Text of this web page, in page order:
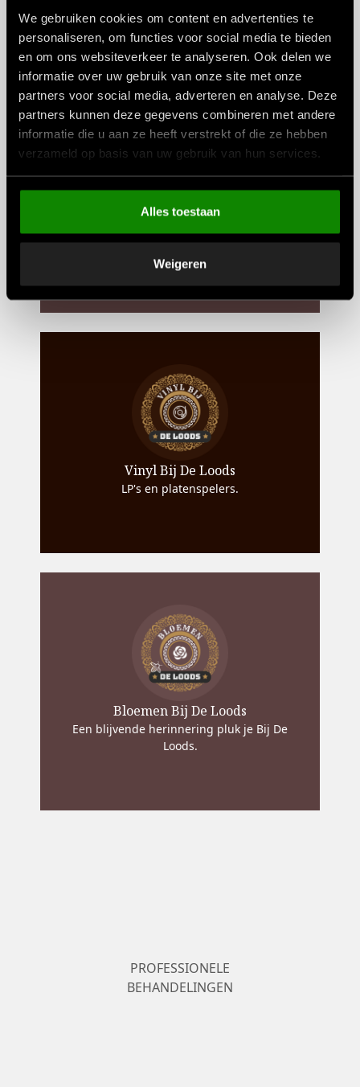
We gebruiken cookies om content en advertenties te
personaliseren, om functies voor social media te bieden
en om ons websiteverkeer te analyseren. Ook delen we
informatie over uw gebruik van onze site met onze
partners voor social media, adverteren en analyse. Deze
partners kunnen deze gegevens combineren met andere
informatie die u aan ze heeft verstrekt of die ze hebben
verzameld op basis van uw gebruik van hun services.
Alles toestaan
Weigeren
Ladyloods
Vinyl Bij De Loods
LP's en platenspelers.
Bloemen Bij De Loods
Een blijvende herinnering pluk je Bij De
Loods.
PROFESSIONELE
BEHANDELINGEN